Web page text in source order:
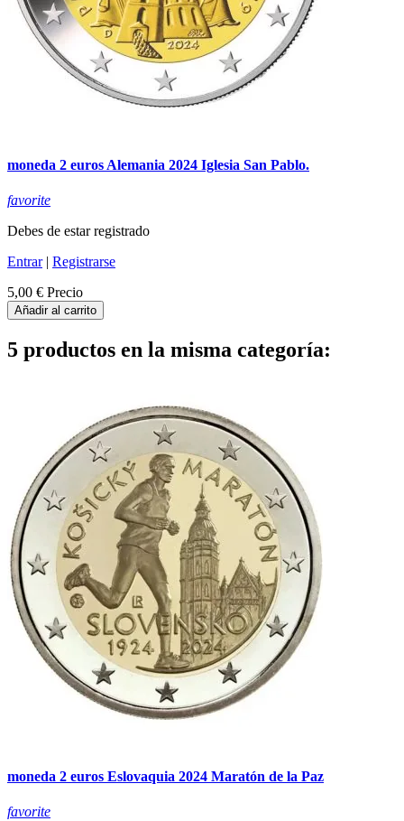
moneda 2 euros Alemania 2024 Iglesia San Pablo.
favorite
Debes de estar registrado
Entrar| Registrarse
5,00 € Precio
Añadir al carrito
5 productos en la misma categoría:
moneda 2 euros Eslovaquia 2024 Maratón de la Paz
favorite